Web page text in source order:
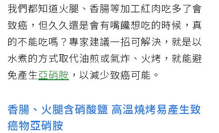
我們都知道火腿、香腸等加工紅肉吃多了會
致癌，但久久還是會有嘴饞想吃的時候，真
的不能吃嗎？專家建議一招可解決，就是以
水煮的方式取代油煎或氣炸、火烤，就能避
免產生亞硝胺 ，以減少致癌可能。
香腸、火腿含硝酸鹽 高溫燒烤易產生致
癌物亞硝胺